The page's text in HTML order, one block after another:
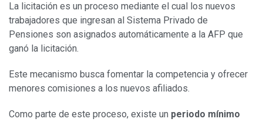
La licitación es un proceso mediante el cual los nuevos
trabajadores que ingresan al Sistema Privado de
Pensiones son asignados automáticamente a la AFP que
ganó la licitación.
Este mecanismo busca fomentar la competencia y ofrecer
menores comisiones a los nuevos afiliados.
Como parte de este proceso, existe un periodo mínimo